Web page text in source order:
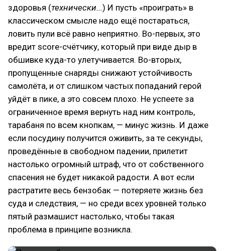
здоровья (технически...) И пусть «проиграть» в
классическом смысле надо ещё постараться,
ловить пули всё равно неприятно. Во-первых, это
вредит score-счётчику, который при виде дыр в
обшивке куда-то улетучивается. Во-вторых,
пропущенные снаряды снижают устойчивость
самолёта, и от слишком частых попаданий герой
уйдёт в пике, а это совсем плохо. Не успеете за
ограниченное время вернуть над ним контроль,
тарабаня по всем кнопкам, — минус жизнь. И даже
если посудину получится оживить, за те секунды,
проведённые в свободном падении, прилетит
настолько огромный штраф, что от собственного
спасения не будет никакой радости. А вот если
растратите весь бензобак — потеряете жизнь без
суда и следствия, — но среди всех уровней только
пятый размашист настолько, чтобы такая
проблема в принципе возникла.